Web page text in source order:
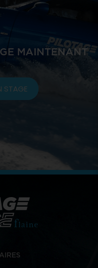
MAINTENANT
STAGE